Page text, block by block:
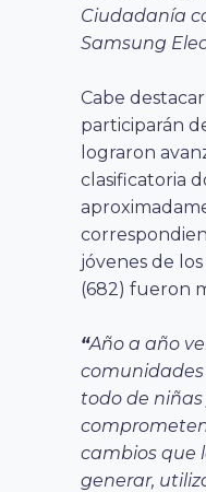
Ciudadanía
Samsung
Cabe
participarán
lograron
clasificatoria
jóvenes de
(682) fueron
“Año a año
todo de niñas
cambios que
generar,